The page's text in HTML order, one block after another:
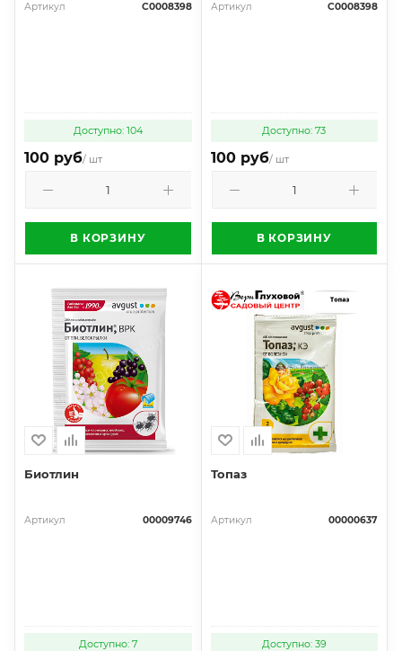
Артикул С0008398
Доступно: 104
100 руб/ шт
В КОРЗИНУ
Артикул С0008398
Доступно: 73
100 руб/ шт
В КОРЗИНУ
Биотлин
Артикул 00009746
Доступно: 7
Топаз
Артикул 00000637
Доступно: 39